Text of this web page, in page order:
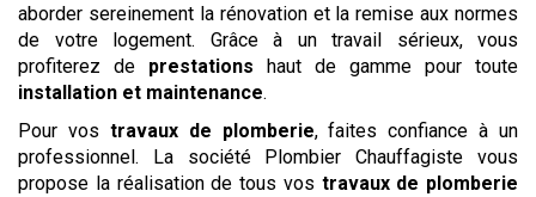
aborder sereinement la rénovation et la remise aux normes
de votre logement. Grâce à un travail sérieux, vous
profiterez de prestations haut de gamme pour toute
installation et maintenance.
Pour vos travaux de plomberie, faites confiance à un
professionnel. La société Plombier Chauffagiste vous
propose la réalisation de tous vos travaux de plomberie